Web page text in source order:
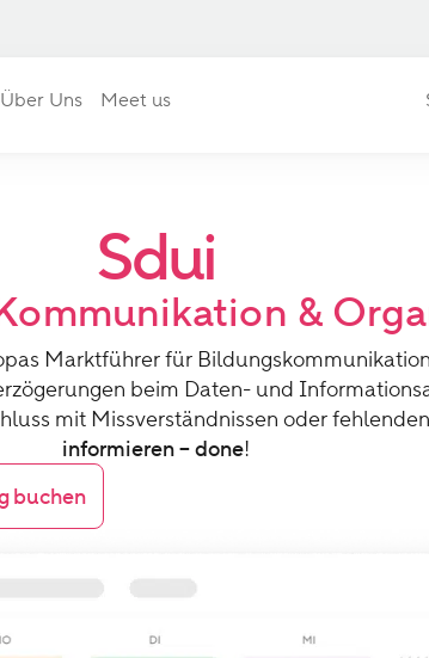
Über Uns Meet us
Sdui
&
Marktführer für
beim Daten- und
mit Missverständnissen oder
informieren – done!
buchen